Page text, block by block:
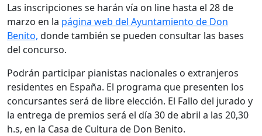
Las inscripciones se harán vía on line hasta el 28 de
marzo en la página web del Ayuntamiento de Don
Benito, donde también se pueden consultar las bases
del concurso.
Podrán participar pianistas nacionales o extranjeros
residentes en España. El programa que presenten los
concursantes será de libre elección. El Fallo del jurado y
la entrega de premios será el día 30 de abril a las 20,30
h.s, en la Casa de Cultura de Don Benito.